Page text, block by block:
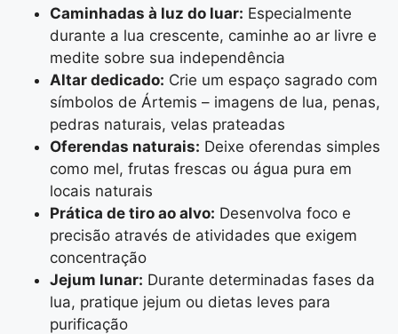
Caminhadas à luz do luar: Especialmente
durante a lua crescente, caminhe ao ar livre e
medite sobre sua independência
Altar dedicado: Crie um espaço sagrado com
símbolos de Ártemis – imagens de lua, penas,
pedras naturais, velas prateadas
Oferendas naturais: Deixe oferendas simples
como mel, frutas frescas ou água pura em
locais naturais
Prática de tiro ao alvo: Desenvolva foco e
precisão através de atividades que exigem
concentração
Jejum lunar: Durante determinadas fases da
lua, pratique jejum ou dietas leves para
purificação